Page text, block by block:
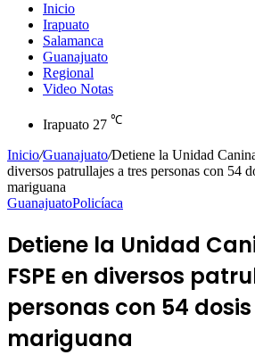
Inicio
Irapuato
Salamanca
Guanajuato
Regional
Video Notas
Irapuato 27 ℃
Inicio/Guanajuato/Detiene la Unidad
diversos patrullajes a tres personas con 54
mariguana
GuanajuatoPolicíaca
Detiene la Unidad
FSPE en diversos
personas con 54
mariguana